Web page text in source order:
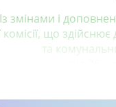
Із змінами і
що
та